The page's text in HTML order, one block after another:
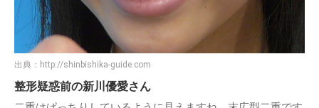
出典： http://shinbishika-guide.com
整形疑惑前の新川優愛さん